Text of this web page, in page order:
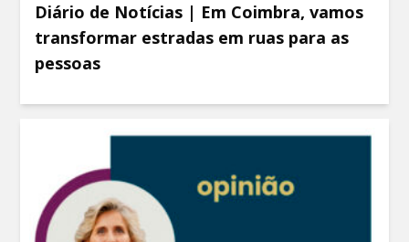
Diário de Notícias | Em Coimbra, vamos
transformar estradas em ruas para as
pessoas